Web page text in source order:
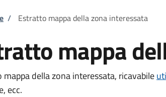
di pane
/ Estratto mappa della zona interessata
mappa
mappa della zona interessata, ricavabile
ecc.